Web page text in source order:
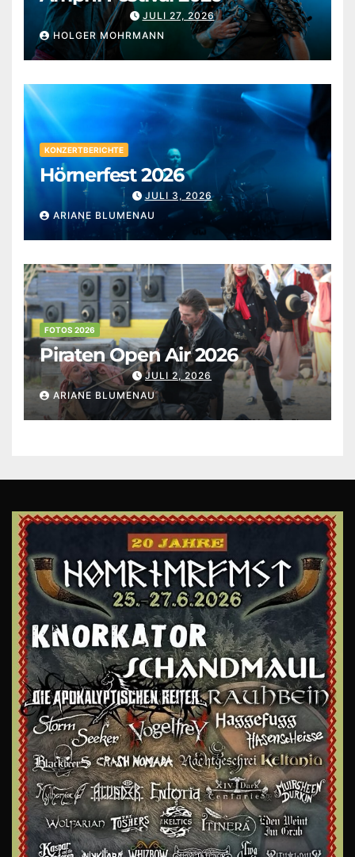
JULI 27, 2026
HOLGER MOHRMANN
KONZERTBERICHTE
Hörnerfest 2026
JULI 3, 2026
ARIANE BLUMENAU
FOTOS 2026
Piraten Open Air 2026
JULI 2, 2026
ARIANE BLUMENAU